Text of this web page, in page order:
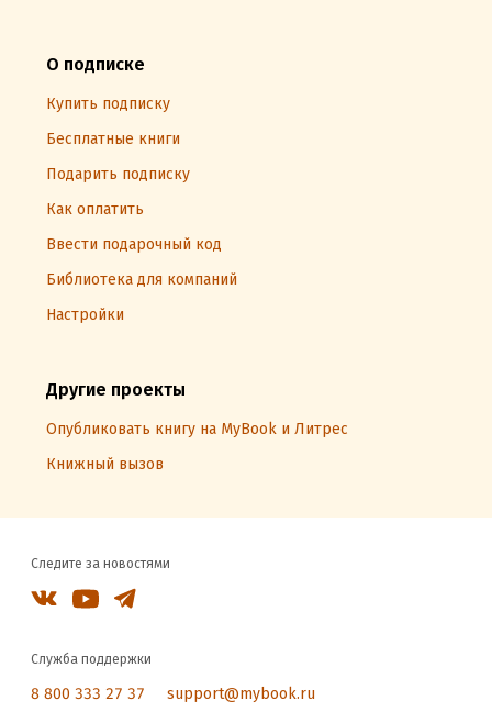
О подписке
Купить подписку
Бесплатные книги
Подарить подписку
Как оплатить
Ввести подарочный код
Библиотека для компаний
Настройки
Другие проекты
Опубликовать книгу на MyBook и Литрес
Книжный вызов
Следите за новостями
Служба поддержки
8 800 333 27 37 support@mybook.ru